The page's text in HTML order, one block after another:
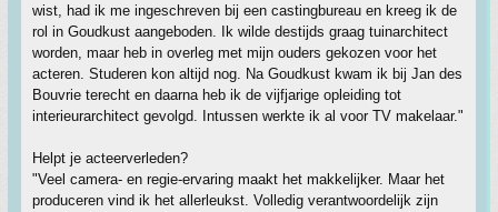
wist, had ik me ingeschreven bij een castingbureau en kreeg ik de
rol in Goudkust aangeboden. Ik wilde destijds graag tuinarchitect
worden, maar heb in overleg met mijn ouders gekozen voor het
acteren. Studeren kon altijd nog. Na Goudkust kwam ik bij Jan des
Bouvrie terecht en daarna heb ik de vijfjarige opleiding tot
interieurarchitect gevolgd. Intussen werkte ik al voor TV makelaar."
Helpt je acteerverleden?
"Veel camera- en regie-ervaring maakt het makkelijker. Maar het
produceren vind ik het allerleukst. Volledig verantwoordelijk zijn